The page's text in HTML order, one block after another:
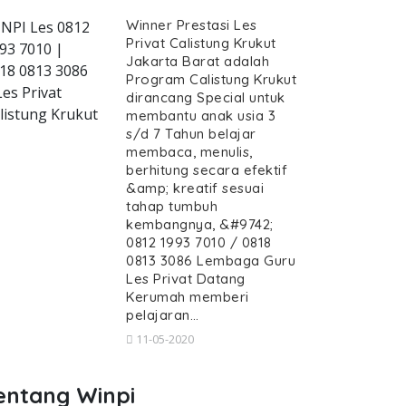
krukut--guru-calistung-
Calistung Krukut, Guru
Guru Calistung datang Kerumah
Privat Calistung Krukut,
Krukut, Guru Calistung
Les 0812
7010 |
0813 3086
Privat
Krukut
Winner Prestasi Les
Privat Calistung Krukut
Jakarta Barat adalah
Program Calistung Krukut
dirancang Special untuk
membantu anak usia 3
s/d 7 Tahun belajar
membaca, menulis,
berhitung secara efektif
&amp; kreatif sesuai
tahap tumbuh
kembangnya, &#9742;
0812 1993 7010 / 0818
0813 3086 Lembaga Guru
Les Privat Datang
Kerumah memberi
pelajaran…
11-05-2020
Winpi